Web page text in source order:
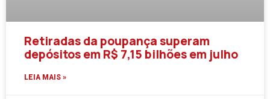
Retiradas da poupança superam
depósitos em R$ 7,15 bilhões em julho
LEIA MAIS »